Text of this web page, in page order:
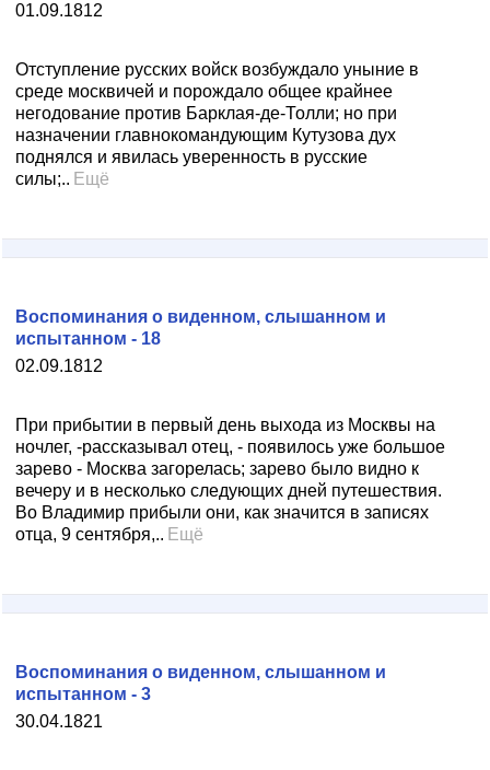
01.09.1812
Отступление русских войск возбуждало уныние в
среде москвичей и порождало общее крайнее
негодование против Барклая-де-Толли; но при
назначении главнокомандующим Кутузова дух
поднялся и явилась уверенность в русские
силы;.. Ещё
02.09.1812
Воспоминания о виденном, слышанном и
испытанном - 18
При прибытии в первый день выхода из Москвы на
ночлег, -рассказывал отец, - появилось уже большое
зарево - Москва загорелась; зарево было видно к
вечеру и в несколько следующих дней путешествия.
Во Владимир прибыли они, как значится в записях
отца, 9 сентября,.. Ещё
30.04.1821
Воспоминания о виденном, слышанном и
испытанном - 3